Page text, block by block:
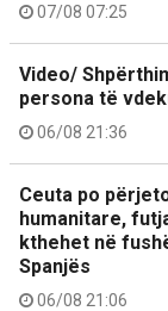
07/08 07:25
Video/
persona të
06/08 21:36
Ceuta po
humanitare,
kthehet në
Spanjës
06/08 21:06